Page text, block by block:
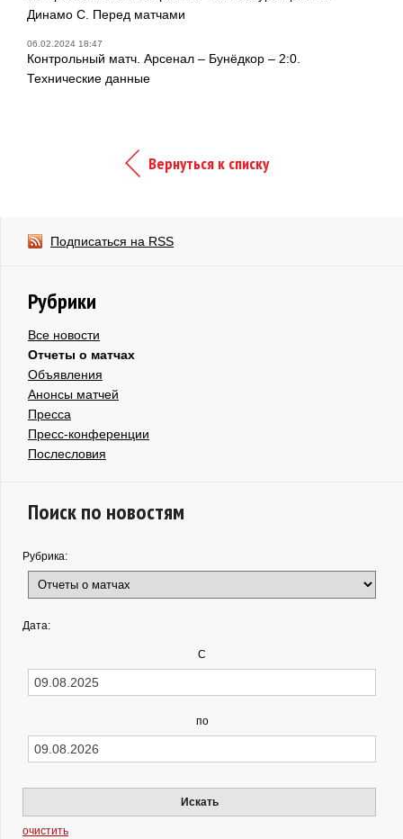
Динамо С. Перед матчами
06.02.2024 18:47
Контрольный матч. Арсенал – Бунёдкор – 2:0.
Технические данные
Вернуться к списку
Подписаться на RSS
Рубрики
Все новости
Отчеты о матчах
Объявления
Анонсы матчей
Пресса
Пресс-конференции
Послесловия
Поиск по новостям
Рубрика:
Дата:
С
по
Искать
очистить